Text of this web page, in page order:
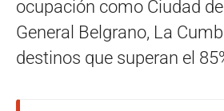
ocupación como Ciudad
General Belgrano, La
destinos que superan el